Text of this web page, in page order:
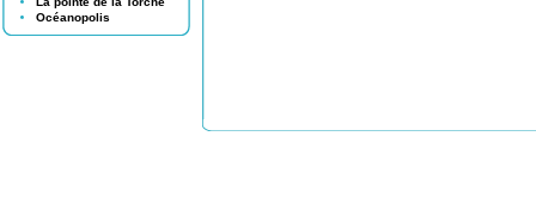
Océanopolis